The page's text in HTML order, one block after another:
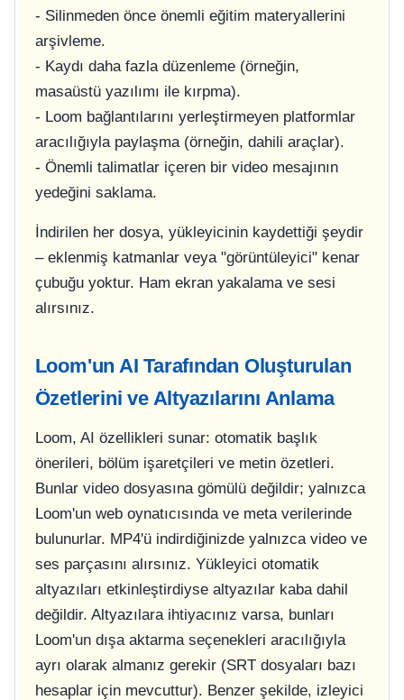
- Silinmeden önce önemli eğitim materyallerini
arşivleme.
- Kaydı daha fazla düzenleme (örneğin,
masaüstü yazılımı ile kırpma).
- Loom bağlantılarını yerleştirmeyen platformlar
aracılığıyla paylaşma (örneğin, dahili araçlar).
- Önemli talimatlar içeren bir video mesajının
yedeğini saklama.
İndirilen her dosya, yükleyicinin kaydettiği şeydir
– eklenmiş katmanlar veya "görüntüleyici" kenar
çubuğu yoktur. Ham ekran yakalama ve sesi
alırsınız.
Loom'un AI Tarafından Oluşturulan
Özetlerini ve Altyazılarını Anlama
Loom, AI özellikleri sunar: otomatik başlık
önerileri, bölüm işaretçileri ve metin özetleri.
Bunlar video dosyasına gömülü değildir; yalnızca
Loom'un web oynatıcısında ve meta verilerinde
bulunurlar. MP4'ü indirdiğinizde yalnızca video ve
ses parçasını alırsınız. Yükleyici otomatik
altyazıları etkinleştirdiyse altyazılar kaba dahil
değildir. Altyazılara ihtiyacınız varsa, bunları
Loom'un dışa aktarma seçenekleri aracılığıyla
ayrı olarak almanız gerekir (SRT dosyaları bazı
hesaplar için mevcuttur). Benzer şekilde, izleyici